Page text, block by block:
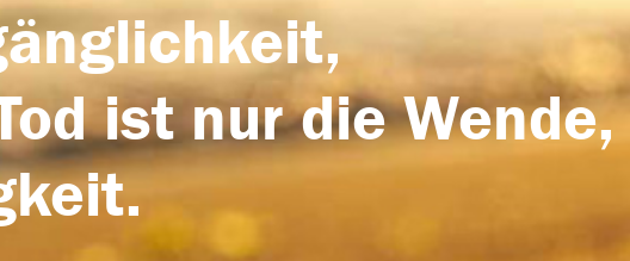
ist nur die